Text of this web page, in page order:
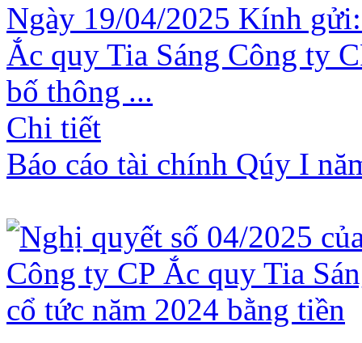
Ngày 19/04/2025 Kính
Ắc quy Tia Sáng Công ty
bố thông ...
Chi tiết
Báo cáo tài chính Qúy I